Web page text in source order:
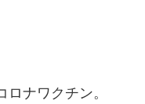
ナワクチン。